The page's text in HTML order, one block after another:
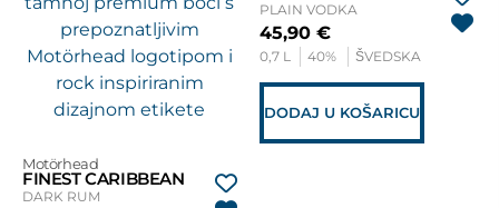
Motörhead
FINEST CARIBBEAN
DARK RUM
PLAIN VODKA
45,90 €
0,7 L 40% ŠVEDSKA
DODAJ U KOŠARICU